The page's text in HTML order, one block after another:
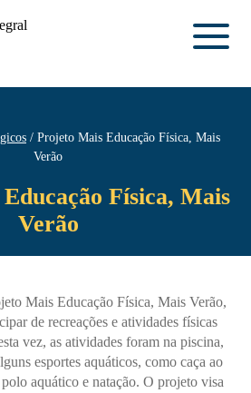
Projeto Mais Educação Física, Mais
Verão
Física, Mais
Verão
Mais Educação Física, Mais Verão,
de recreações e atividades físicas
vez, as atividades foram na piscina,
esportes aquáticos, como caça ao
aquático e natação. O projeto visa